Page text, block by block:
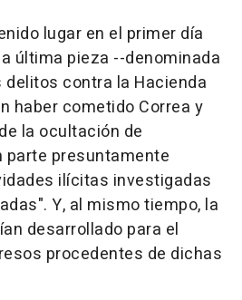
lugar en el primer día
última pieza --denominada
contra la Hacienda
haber cometido Correa y
la ocultación de
parte presuntamente
ilícitas investigadas
Y, al mismo tiempo, la
desarrollado para el
procedentes de dichas